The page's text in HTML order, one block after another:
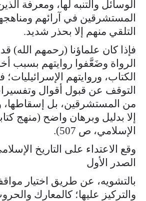
الوسائل والتنبه لها، ومعرفة الذين
المستشرقين في آرائهم
التلقي منهم إلا بحذر شديد.
فإذا كان علماؤنا (رحمهم الله)
الرواة وضَعَّفوا روايتهم بسبب
الكتاب، وروايتهم الإسرائيليات؛
التوقف عن قبول أقوال
من المستشرقين، بل إسقاطها،
إلا بدليل وبرهان واضح (منهج
الإسلامي، ص 507).
وقع الاعتداء على التاريخ
الصدر الأول
بالتشويه، عن طريق اختيار
والتركيز عليها؛ كالمعارك